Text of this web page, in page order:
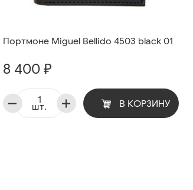
Портмоне Miguel Bellido 4503 black 01
8 400 ₽
шт. В КОРЗИНУ